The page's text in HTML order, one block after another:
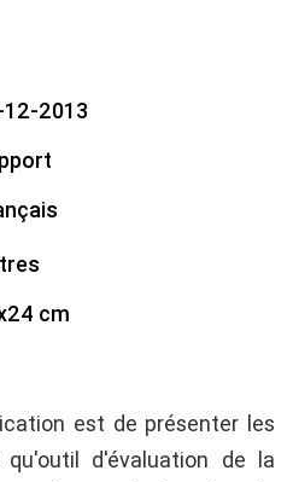
12-2013
cm
est de présenter les
d'évaluation de la